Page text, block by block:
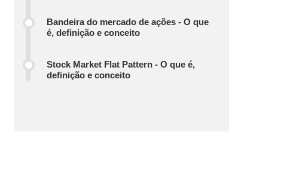
Bandeira do mercado de ações - O que
é, definição e conceito
Stock Market Flat Pattern - O que é,
definição e conceito